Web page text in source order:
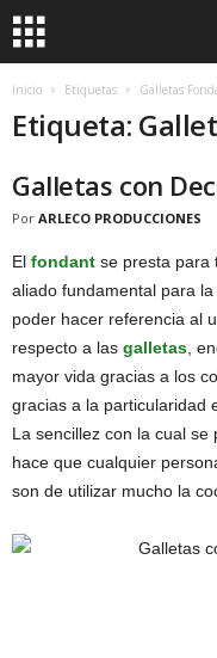
Inicio Etiquetas Galletas
Etiqueta:
Galletas con
Por ARLECO PRODUCCIONES
El fondant se presta para
aliado fundamental para
poder hacer referencia al
respecto a las galletas ,
mayor vida gracias a los
gracias a la particularidad
La sencillez con la cual se
hace que cualquier
son de utilizar mucho la